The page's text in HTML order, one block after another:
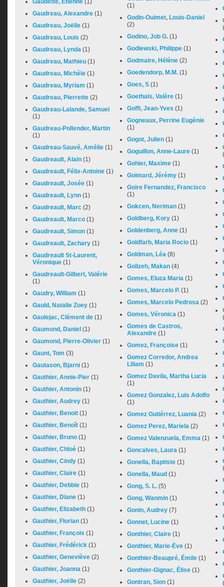
Gaudette, Étienne (1)
Gaudreau, Alexandre (1)
Gaudreau, Joëlle (1)
Gaudreau, Louis (2)
Gaudreau, Lynda (1)
Gaudreau, Mathieu (1)
Gaudreau, Michèle (1)
Gaudreau, Myriam (1)
Gaudreau, Pierrette (2)
Gaudreau-Lalande, Samuel
(1)
Gaudreau-Pollender, Martin
(1)
Gaudreau-Sauvé, Amélie (1)
Gaudreault, Alain (1)
Gaudreault, Félix-Antoine (1)
Gaudreault, Josée (1)
Gaudreault, Lynn (1)
Gaudreault, Marc (2)
Gaudreault, Marco (1)
Gaudreault, Simon (1)
Gaudreault, Zachary (1)
Gaudreault St-Laurent,
Véronique (1)
Gaudreault-Gilbert, Valérie
(1)
Gaudry, William (1)
Gauld, Natalie Zoey (1)
Gaulejac, Clément de (1)
Gaumond, Daniel (1)
Gaumond, Pierre-Olivier (1)
Gaunt, Tom (3)
Gautason, Bjarni (1)
Gauthier, Annie-Pier (1)
Gauthier, Antonin (1)
Gauthier, Audrey (1)
Gauthier, Benoit (1)
Gauthier, Benoît (1)
Gauthier, Bruno (1)
Gauthier, Chloé (1)
Gauthier, Cindy (1)
Gauthier, Claire (1)
Gauthier, Debbie (1)
Gauthier, Diane (1)
Gauthier, Elizabeth (1)
Gauthier, Florian (1)
Gauthier, François (1)
Gauthier, Frédérick (1)
Gauthier, Geneviève (2)
Gauthier, Joanna (1)
Gauthier, Joëlle (2)
(1)
Godin-Ouimet, Louis-Daniel
(2)
Godino, Job G. (1)
Godlewski, Philippe (1)
Godmaire, Hélène (2)
Goedendorp, M.M. (1)
Goes, S (1)
Goethals, Valère (1)
Goffi, Jean-Yves (1)
Gogneaux, Perrine Eugénie
(1)
Gogot, Julien (1)
Goguillon, Anne-Laure (1)
Gohier, Maxime (1)
Goimard, Jérémy (1)
Goire Fernandez, Francisco
(1)
Gokcen, Neriman (1)
Goldberg, Kory (1)
Goldenberg, Anne (1)
Goldfarb, Maria Rocio (1)
Goldman, Léa (8)
Golizeh, Makan (4)
Gomes, Eluza Maria (1)
Gomes, Marcelo P. (1)
Gomes, Marcelo Pedrosa (2)
Gomes, Véronica (1)
Gomes de Castros,
Alexandre (1)
Gomez, Françoise (1)
Gomez Corredor, Andrea
Liliam (1)
Gomez Davila, Martha Lucia
(1)
Gomez Gonzalez, Luis Adolfo
(1)
Gomez Gutiérrez, Luania (2)
Gomez Perez, Mariela (2)
Gomez Valenzuela, Emma (1)
Goncalves, Laura (1)
Gonella, Baptiste (1)
Gonella, Maud (1)
Gong, S. L. (5)
Gong, Wanmin (1)
Gonin, Audrey (7)
Gonnet, Lucine (1)
Gonthier, Claire (1)
Gonthier, Marie-Ève (1)
Gonthier-Beaupré, Émile (1)
Gonthier-Gignac, Élise (1)
Gontran, Sion (1)